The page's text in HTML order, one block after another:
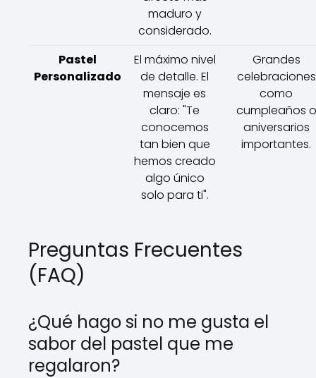
maduro y
considerado.
Pastel
Personalizado
El máximo nivel
de detalle. El
mensaje es
claro: "Te
conocemos
tan bien que
hemos creado
algo único
solo para ti".
Grandes
celebraciones
como
cumpleaños o
aniversarios
importantes.
Preguntas Frecuentes
(FAQ)
¿Qué hago si no me gusta el
sabor del pastel que me
regalaron?